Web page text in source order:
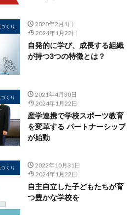
くり
2020年2月1日
2024年1月22日
自発的に学び、成長する組織
が持つ3つの特徴とは？
くり
2021年4月30日
2024年1月22日
産学連携で学校スポーツ教育
を変革する パートナーシップ
が始動
くり
2022年10月31日
2024年1月22日
自主自立した子どもたちが育
つ豊かな学校を